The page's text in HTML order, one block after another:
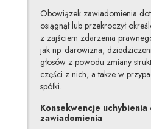
Obowiązek zawiadomienia
osiągnął lub przekroczył
z zajściem zdarzenia
jak np. darowizna,
głosów z powodu zmiany
części z nich, a także w
spółki.
Konsekwencje
zawiadomienia